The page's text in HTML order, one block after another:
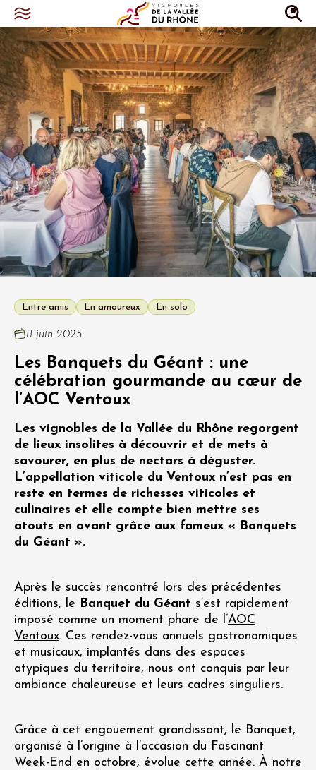
Entre amis En amoureux En solo
11 juin 2025
Les Banquets du Géant : une
célébration gourmande au cœur de
l’AOC Ventoux
Les vignobles de la Vallée du Rhône regorgent
de lieux insolites à découvrir et de mets à
savourer, en plus de nectars à déguster.
L’appellation viticole du Ventoux n’est pas en
reste en termes de richesses viticoles et
culinaires et elle compte bien mettre ses
atouts en avant grâce aux fameux « Banquets
du Géant ».
Après le succès rencontré lors des précédentes
éditions, le Banquet du Géant s’est rapidement
imposé comme un moment phare de l’AOC
Ventoux. Ces rendez-vous annuels gastronomiques
et musicaux, implantés dans des espaces
atypiques du territoire, nous ont conquis par leur
ambiance chaleureuse et leurs cadres singuliers.
Grâce à cet engouement grandissant, le Banquet,
organisé à l’origine à l’occasion du Fascinant
Week-End en octobre, évolue cette année. À notre